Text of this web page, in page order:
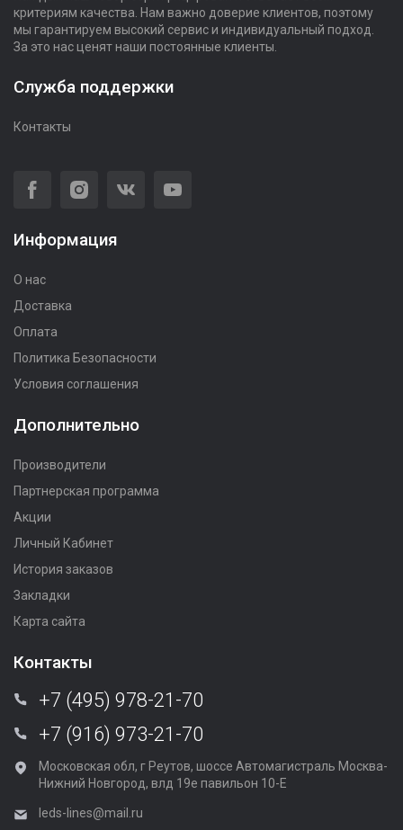
критериям качества. Нам важно доверие клиентов, поэтому
мы гарантируем высокий сервис и индивидуальный подход.
За это нас ценят наши постоянные клиенты.
Служба поддержки
Контакты
Информация
О нас
Доставка
Оплата
Политика Безопасности
Условия соглашения
Дополнительно
Производители
Партнерская программа
Акции
Личный Кабинет
История заказов
Закладки
Карта сайта
Контакты
+7 (495) 978-21-70
+7 (916) 973-21-70
Московская обл, г Реутов, шоссе Автомагистраль Москва-
Нижний Новгород, влд 19е павильон 10-Е
leds-lines@mail.ru